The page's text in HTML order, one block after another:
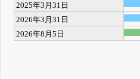
2025年3月31日
2026年3月31日
2026年8月5日